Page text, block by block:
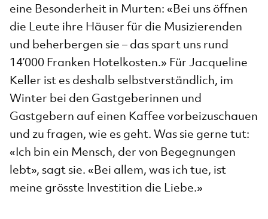
eine Besonderheit in Murten: «Bei uns öffnen
die Leute ihre Häuser für die Musizierenden
und beherbergen sie – das spart uns rund
14’000 Franken Hotelkosten.» Für Jacqueline
Keller ist es deshalb selbstverständlich, im
Winter bei den Gastgeberinnen und
Gastgebern auf einen Kaffee vorbeizuschauen
und zu fragen, wie es geht. Was sie gerne tut:
«Ich bin ein Mensch, der von Begegnungen
lebt», sagt sie. «Bei allem, was ich tue, ist
meine grösste Investition die Liebe.»